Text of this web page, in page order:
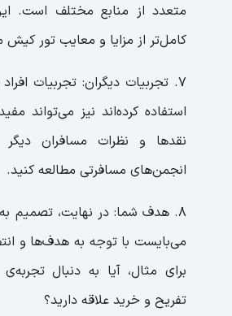
متعدد از منابع مختلف است.
کامل‌تر از مزایا و معایب تور
7. تجربیات دیگران: تجربیات
استفاده کرده‌اند نیز می‌تواند
نقدها و نظرات مسافران
انجمن‌های مسافرتی مطالعه کنید.
8. هدف شما: در نهایت، تصمیم
می‌بایست با توجه به هدف‌ها و
برای مثال، آیا به دنبال
تفریح و خرید علاقه دارید؟